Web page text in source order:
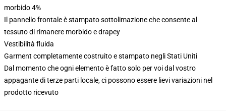
morbido 4%
Il pannello frontale è stampato sottolimazione che consente al
tessuto di rimanere morbido e drapey
Vestibilità fluida
Garment completamente costruito e stampato negli Stati Uniti
Dal momento che ogni elemento è fatto solo per voi dal vostro
appagante di terze parti locale, ci possono essere lievi variazioni nel
prodotto ricevuto